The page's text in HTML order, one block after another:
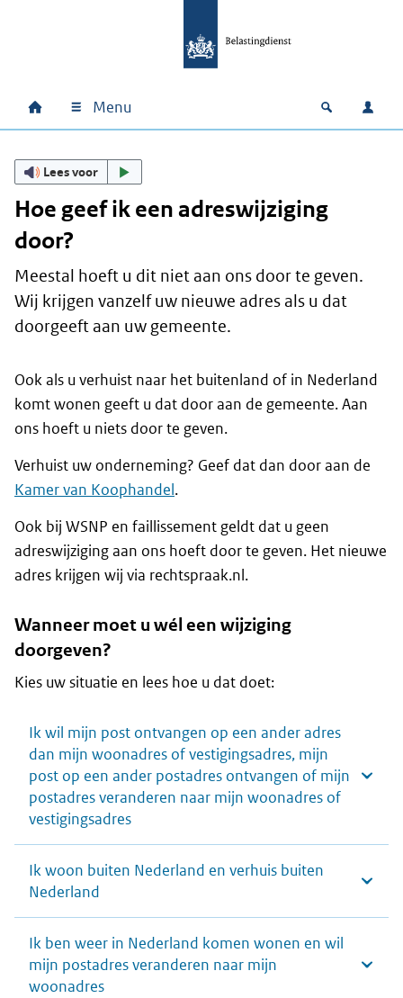
Hoofdnavigatie
Home Menu Open
Lees voor
Hoe geef ik een adreswijziging
door?
Meestal hoeft u dit niet aan ons door te geven.
Wij krijgen vanzelf uw nieuwe adres als u dat
doorgeeft aan uw gemeente.
Ook als u verhuist naar het buitenland of in Nederland
komt wonen geeft u dat door aan de gemeente. Aan
ons hoeft u niets door te geven.
Verhuist uw onderneming? Geef dat dan door aan de
Kamer van Koophandel.
Ook bij WSNP en faillissement geldt dat u geen
adreswijziging aan ons hoeft door te geven. Het nieuwe
adres krijgen wij via rechtspraak.nl.
Wanneer moet u wél een wijziging
doorgeven?
Kies uw situatie en lees hoe u dat doet:
Ik wil mijn post ontvangen op een ander adres
dan mijn woonadres of vestigingsadres, mijn
post op een ander postadres ontvangen of mijn
postadres veranderen naar mijn woonadres of
vestigingsadres
Ik woon buiten Nederland en verhuis buiten
Nederland
Ik ben weer in Nederland komen wonen en wil
mijn postadres veranderen naar mijn
woonadres